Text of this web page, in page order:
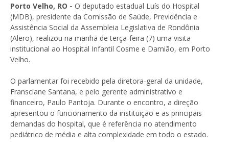
Porto Velho, RO - O deputado estadual Luís do Hospital
(MDB), presidente da Comissão de Saúde, Previdência e
Assistência Social da Assembleia Legislativa de Rondônia
(Alero), realizou na manhã de terça-feira (7) uma visita
institucional ao Hospital Infantil Cosme e Damião, em Porto
Velho.
O parlamentar foi recebido pela diretora-geral da unidade,
Fransciane Santana, e pelo gerente administrativo e
financeiro, Paulo Pantoja. Durante o encontro, a direção
apresentou o funcionamento da instituição e as principais
demandas do hospital, que é referência no atendimento
pediátrico de média e alta complexidade em todo o estado.